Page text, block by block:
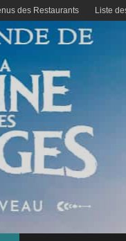
des Restaurants Liste